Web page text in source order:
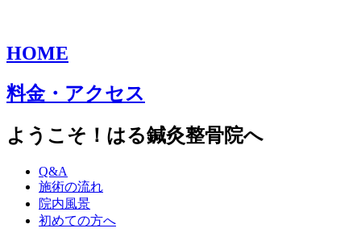
HOME
料金・アクセス
ようこそ！はる鍼灸整骨院へ
Q&A
施術の流れ
院内風景
初めての方へ